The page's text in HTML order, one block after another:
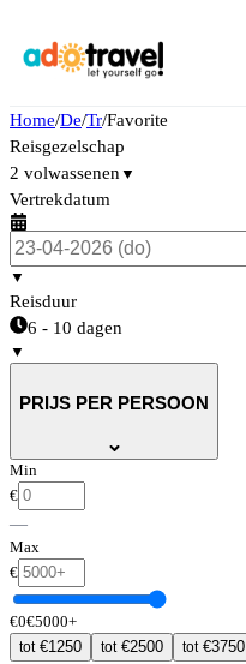
Home/De/Tr/Favorite
Reisgezelschap
2 volwassenen ▼
Vertrekdatum
▼
Reisduur
6 - 10 dagen
▼
PRIJS PER PERSOON
Min
€
—
Max
€
€0€5000+
tot€1250 tot€2500 tot€3750